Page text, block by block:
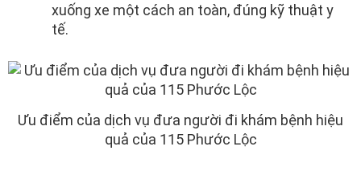
xuống xe một cách an toàn, đúng kỹ thuật y
tế.
Ưu điểm của dịch vụ đưa người đi khám bệnh hiệu
quả của 115 Phước Lộc